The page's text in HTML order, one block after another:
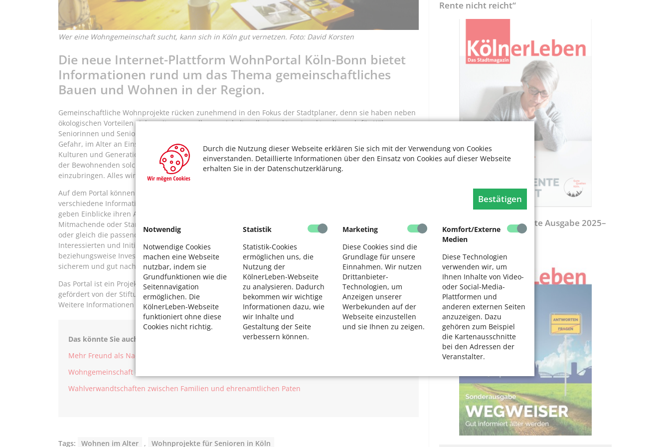
Durch die Nutzung dieser Webseite erklären Sie sich mit der Verwendung von Cookies
einverstanden. Detaillierte Informationen über den Einsatz von Cookies auf dieser Webseite
erhalten Sie in der Datenschutzerklärung.
Bestätigen
Notwendig
Notwendige Cookies
machen eine Webseite
nutzbar, indem sie
Grundfunktionen wie die
Seitennavigation
ermöglichen. Die
KölnerLeben-Webseite
funktioniert ohne diese
Cookies nicht richtig.
Statistik
Statistik-Cookies
ermöglichen uns, die
Nutzung der
KölnerLeben-Webseite
zu analysieren. Dadurch
bekommen wir wichtige
Informationen dazu, wie
wir Inhalte und
Gestaltung der Seite
verbessern können.
Marketing
Diese Cookies sind die
Grundlage für unsere
Einnahmen. Wir nutzen
Drittanbieter-
Technologien, um
Anzeigen unserer
Werbekunden auf der
Webseite einzustellen
und sie Ihnen zu zeigen.
Komfort/Externe
Medien
Diese Technologien
verwenden wir, um
Ihnen Inhalte von Video-
oder Social-Media-
Plattformen und
anderen externen Seiten
anzuzeigen. Dazu
gehören zum Beispiel
die Kartenausschnitte
bei den Adressen der
Veranstalter.
Wer eine Wohngemeinschaft sucht, kann sich in Köln gut vernetzen. Foto: David Korsten
Die neue Internet-Plattform WohnPortal Köln-Bonn bietet
Informationen rund um das Thema gemeinschaftliches
Bauen und Wohnen in der Region.
Gemeinschaftliche Wohnprojekte rücken zunehmend in den Fokus der Stadtplaner, denn sie haben neben
ökologischen Vorteilen viele weitere, vor allem soziokulturelle Aspekte – Aspekte, die auch für Kölner
Seniorinnen und Senioren interessant sind. Beispielsweise mildert das Zusammenleben die zunehmende
Gefahr, im Alter an Einsamkeit zu leiden. Schon daher werden in dem Wohnprojekt bewusst verschiedene
Kulturen und Generationen zusammengebracht. Außerdem tut das Miteinander einfach allen gut. Viele
der Bewohnenden solcher Wohnprojekte schätzen es, ihre Talente und Fähigkeiten für andere
einzubringen. Alles wird zusammen geplant und entschieden.
Auf dem Portal können die unterschiedlichsten Interessenten zusammenkommen, denn es bietet
verschiedene Informationen und es ermöglicht es, sich mit anderen zu vernetzen. Realisierte Projekte
geben Einblicke ihren Alltag, freie Wohnungen werden angeboten. Planende Gruppen suchen
Mitmachende oder Startkapital. Einzelne Interessierte finden Informationen, Veranstaltungen, Beratung
oder gleich die passende Wohn-Gemeinschaft. Das Portal füllt die Lücke zwischen vielen einzelnen
Interessierten und Initiativgruppen, reichlich vorhandener Expertise und der Stadtverwaltung
beziehungsweise Investoren oder Investorinnen. Ziel ist eine Bereicherung der Region mit bezahlbarem,
sicherem und gut nachbarschaftlich genutztem Wohnraum.
Das Portal ist ein Projekt von „Neues Wohnen im Alter“ e. V. in Kooperation mit der Mitstadtzentrale Köln,
gefördert von der Stiftung Wohlfahrtspflege NRW und unterstützt von den Städten Köln, Bonn und Brühl.
Weitere Informationen sind im Internet unterhttps://wohnportal-koeln-bonn.de / abrufbar.
Das könnte Sie auch interessieren:
Mehr Freund als Nachbar – Alternative Wohnprojekte in Köln
Wohngemeinschaft - eine Alternative fürs Alter?!
Wahlverwandtschaften zwischen Familien und ehrenamtlichen Paten
Tags: Wohnen im Alter , Wohnprojekte für Senioren in Köln
Rente nicht reicht“
Wegweiser - Aktualisierte Ausgabe 2025–
2027